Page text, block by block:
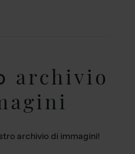
archivio
archivio di immagini!